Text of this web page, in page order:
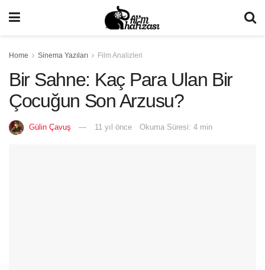
Home Sinema Yazıları Film Analizleri
Bir Sahne: Kaç Para Ulan Bir
Çocuğun Son Arzusu?
Gülin Çavuş 11 yıl önce Okuma Süresi: 4 min